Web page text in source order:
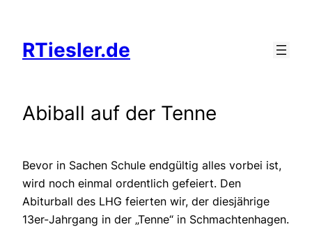
springen
RTiesler.de
Abiball auf der Tenne
Bevor in Sachen Schule endgültig alles vorbei ist,
wird noch einmal ordentlich gefeiert. Den
Abiturball des LHG feierten wir, der diesjährige
13er-Jahrgang in der „Tenne“ in Schmachtenhagen.